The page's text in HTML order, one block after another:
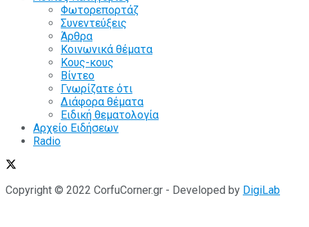
Φωτορεπορτάζ
Συνεντεύξεις
Άρθρα
Κοινωνικά θέματα
Κους-κους
Βίντεο
Γνωρίζατε ότι
Διάφορα θέματα
Ειδική θεματολογία
Αρχείο Ειδήσεων
Radio
Copyright © 2022 CorfuCorner.gr - Developed by DigiLab